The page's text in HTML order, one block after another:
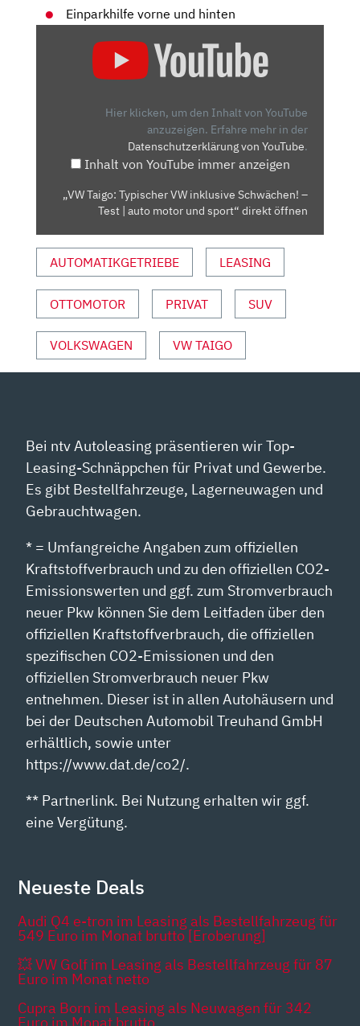
Einparkhilfe vorne und hinten
TYPISCHER
UND
SPORT“
YOUTUBE
ANZEIGEN
Hier klicken, um den Inhalt von YouTube
anzuzeigen. Erfahre mehr in der
Datenschutzerklärung von YouTube.
Inhalt von YouTube immer anzeigen
„VW Taigo: Typischer VW inklusive Schwächen! –
Test | auto motor und sport“ direkt öffnen
AUTOMATIKGETRIEBE LEASING
OTTOMOTOR PRIVAT SUV
VOLKSWAGEN VW TAIGO
Bei ntv Autoleasing präsentieren wir Top-
Leasing-Schnäppchen für Privat und Gewerbe.
Es gibt Bestellfahrzeuge, Lagerneuwagen und
Gebrauchtwagen.
* = Umfangreiche Angaben zum offiziellen
Kraftstoffverbrauch und zu den offiziellen CO2-
Emissionswerten und ggf. zum Stromverbrauch
neuer Pkw können Sie dem Leitfaden über den
offiziellen Kraftstoffverbrauch, die offiziellen
spezifischen CO2-Emissionen und den
offiziellen Stromverbrauch neuer Pkw
entnehmen. Dieser ist in allen Autohäusern und
bei der Deutschen Automobil Treuhand GmbH
erhältlich, sowie unter
https://www.dat.de/co2/.
** Partnerlink. Bei Nutzung erhalten wir ggf.
eine Vergütung.
Neueste Deals
Audi Q4 e-tron im Leasing als Bestellfahrzeug für
549 Euro im Monat brutto [Eroberung]
💥 VW Golf im Leasing als Bestellfahrzeug für 87
Euro im Monat netto
Cupra Born im Leasing als Neuwagen für 342